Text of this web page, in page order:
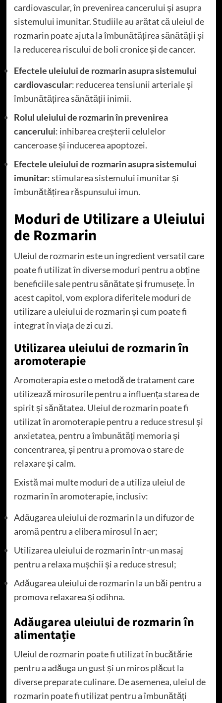
cardiovascular, în prevenirea cancerului și asupra
sistemului imunitar. Studiile au arătat că uleiul de
rozmarin poate ajuta la îmbunătățirea sănătății și
la reducerea riscului de boli cronice și de cancer.
Efectele uleiului de rozmarin asupra sistemului
cardiovascular: reducerea tensiunii arteriale și
îmbunătățirea sănătății inimii.
Rolul uleiului de rozmarin în prevenirea
cancerului: inhibarea creșterii celulelor
canceroase și inducerea apoptozei.
Efectele uleiului de rozmarin asupra sistemului
imunitar: stimularea sistemului imunitar și
îmbunătățirea răspunsului imun.
Moduri de Utilizare a Uleiului
de Rozmarin
Uleiul de rozmarin este un ingredient versatil care
poate fi utilizat în diverse moduri pentru a obține
beneficiile sale pentru sănătate și frumusețe. În
acest capitol, vom explora diferitele moduri de
utilizare a uleiului de rozmarin și cum poate fi
integrat în viața de zi cu zi.
Utilizarea uleiului de rozmarin în
aromoterapie
Aromoterapia este o metodă de tratament care
utilizează mirosurile pentru a influența starea de
spirit și sănătatea. Uleiul de rozmarin poate fi
utilizat în aromoterapie pentru a reduce stresul și
anxietatea, pentru a îmbunătăți memoria și
concentrarea, și pentru a promova o stare de
relaxare și calm.
Există mai multe moduri de a utiliza uleiul de
rozmarin în aromoterapie, inclusiv:
Adăugarea uleiului de rozmarin la un difuzor de
aromă pentru a elibera mirosul în aer;
Utilizarea uleiului de rozmarin într-un masaj
pentru a relaxa mușchii și a reduce stresul;
Adăugarea uleiului de rozmarin la un băi pentru a
promova relaxarea și odihna.
Adăugarea uleiului de rozmarin în
alimentație
Uleiul de rozmarin poate fi utilizat în bucătărie
pentru a adăuga un gust și un miros plăcut la
diverse preparate culinare. De asemenea, uleiul de
rozmarin poate fi utilizat pentru a îmbunătăți